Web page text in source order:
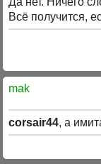
Всё получится,
mak
corsair44, а